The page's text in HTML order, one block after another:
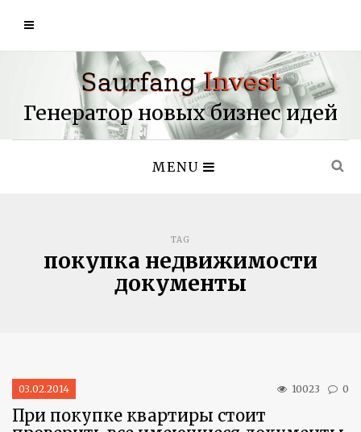
Генератор новых бизнес идей
MENU
TAG
покупка недвижимости
документы
03.02.2014 10023 0
При покупке квартиры стоит